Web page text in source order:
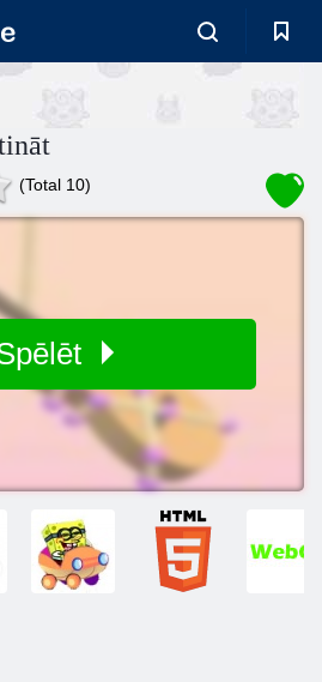
(Total 10)